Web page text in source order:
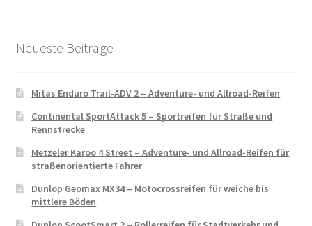
Neueste Beiträge
Mitas Enduro Trail-ADV 2 – Adventure- und Allroad-Reifen
Continental SportAttack 5 – Sportreifen für Straße und
Rennstrecke
Metzeler Karoo 4 Street – Adventure- und Allroad-Reifen für
straßenorientierte Fahrer
Dunlop Geomax MX34 – Motocrossreifen für weiche bis
mittlere Böden